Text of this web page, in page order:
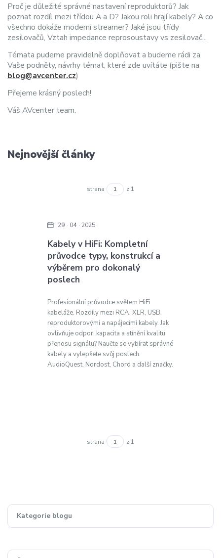
Kategorie blogu
Proč je důležité správné nastavení reproduktorů? Jak
poznat rozdíl mezi třídou A a D? Jakou roli hrají kabely? A co
všechno dokáže moderní streamer? Jaké jsou třídy
zesilovačů, Vztah impedance reprosoustavy vs zesilovač...
Témata pudeme pravidelně doplňovat a budeme rádi za
Vaše podněty, návrhy témat, které zde uvítáte (pište na
blog@avcenter.cz)
Přejeme krásný poslech!
Váš AVcenter team.
Nejnovější články
strana z 1
Kabely v HiFi: Kompletní
průvodce typy, konstrukcí a
výběrem pro dokonalý
poslech
29 04 2025
Profesionální průvodce světem HiFi
kabeláže. Rozdíly mezi RCA, XLR, USB,
reproduktorovými a napájecími kabely. Jak
ovlivňuje odpor, kapacita a stínění kvalitu
přenosu signálu? Naučte se vybírat správné
kabely a vylepšete svůj poslech.
AudioQuest, Nordost, Chord a další značky.
strana z 1